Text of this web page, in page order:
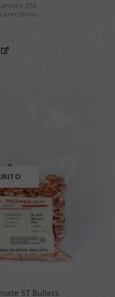
.356
precisione…
ST Bullets